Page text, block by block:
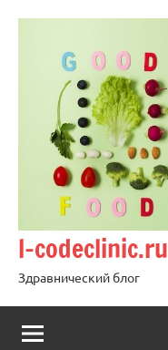
содержимому
l-codeclinic.ru
Здравнический блог